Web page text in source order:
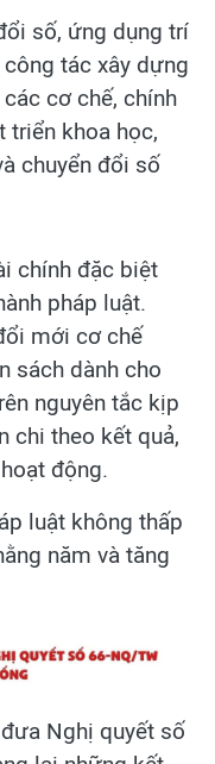
số, ứng dụng trí
tác xây dựng
cơ chế, chính
triển khoa học,
chuyển đổi số
chính đặc biệt
pháp luật.
mới cơ chế
sách dành cho
nguyên tắc kịp
chi theo kết quả,
động.
luật không thấp
năm và tăng
Nghị quyết số